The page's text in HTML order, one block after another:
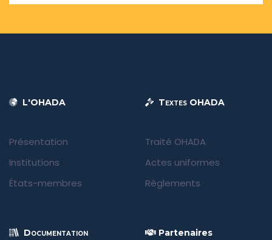
L'OHADA
Présentation
Institutions
États-membres
Textes OHADA
Traité OHADA
Actes uniformes
Règlements
Documentation Partenaires